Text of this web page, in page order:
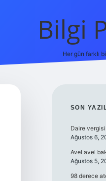
Bilgi
Her gün farklı
SON
Daire
Ağustos 6,
Avel avel
Ağustos 5,
98 derece